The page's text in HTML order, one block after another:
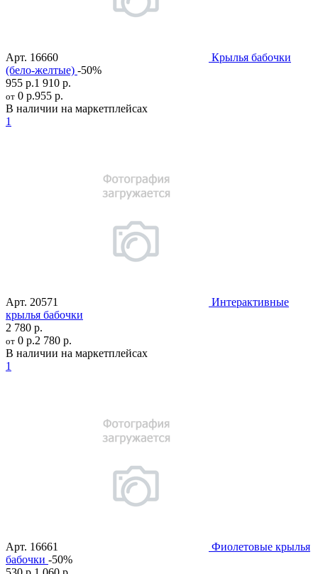
Арт. 16660
Крылья бабочки
(бело-желтые) -50%
955 р.1 910 р.
от 0 р.955 р.
В наличии на маркетплейсах
1
Арт. 20571
Интерактивные
крылья бабочки
2 780 р.
от 0 р.2 780 р.
В наличии на маркетплейсах
1
Арт. 16661
Фиолетовые крылья
бабочки -50%